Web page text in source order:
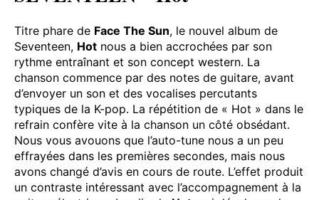
Titre phare de Face The Sun, le nouvel album de
Seventeen, Hot nous a bien accrochées par son
rythme entraînant et son concept western. La
chanson commence par des notes de guitare, avant
d’envoyer un son et des vocalises percutants
typiques de la K-pop. La répétition de « Hot » dans le
refrain confère vite à la chanson un côté obsédant.
Nous vous avouons que l’auto-tune nous a un peu
effrayées dans les premières secondes, mais nous
avons changé d’avis en cours de route. L’effet produit
un contraste intéressant avec l’accompagnement à la